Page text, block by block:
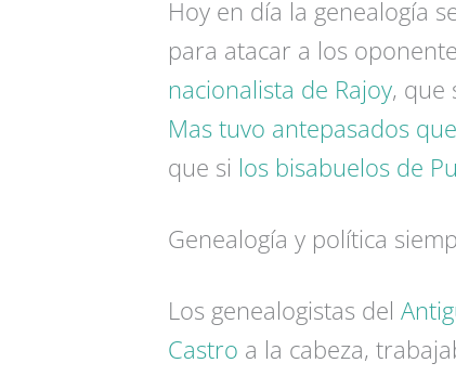
Hoy en día la genealogía
para atacar a los
nacionalista de Rajoy, que
Mas tuvo antepasados
que si los bisabuelos de
Genealogía y política
Los genealogistas del
Castro a la cabeza,